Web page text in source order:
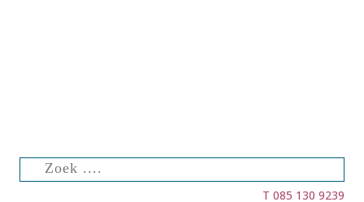
Zoeken
naar:
T 085 130 9239